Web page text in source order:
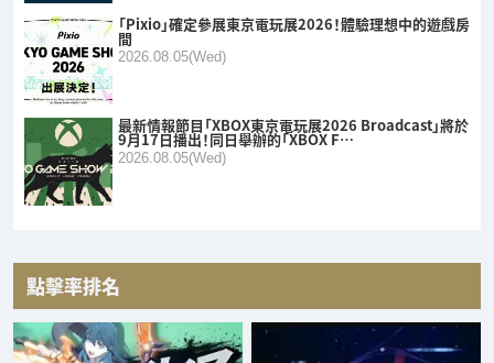
「Pixio」確定參展東京電玩展2026！體驗理想中的遊戲房
間
2026.08.05(Wed)
最新情報節目「XBOX東京電玩展2026 Broadcast」將於
9月17日播出！同日舉辦的「XBOX F…
2026.08.05(Wed)
點擊率排名